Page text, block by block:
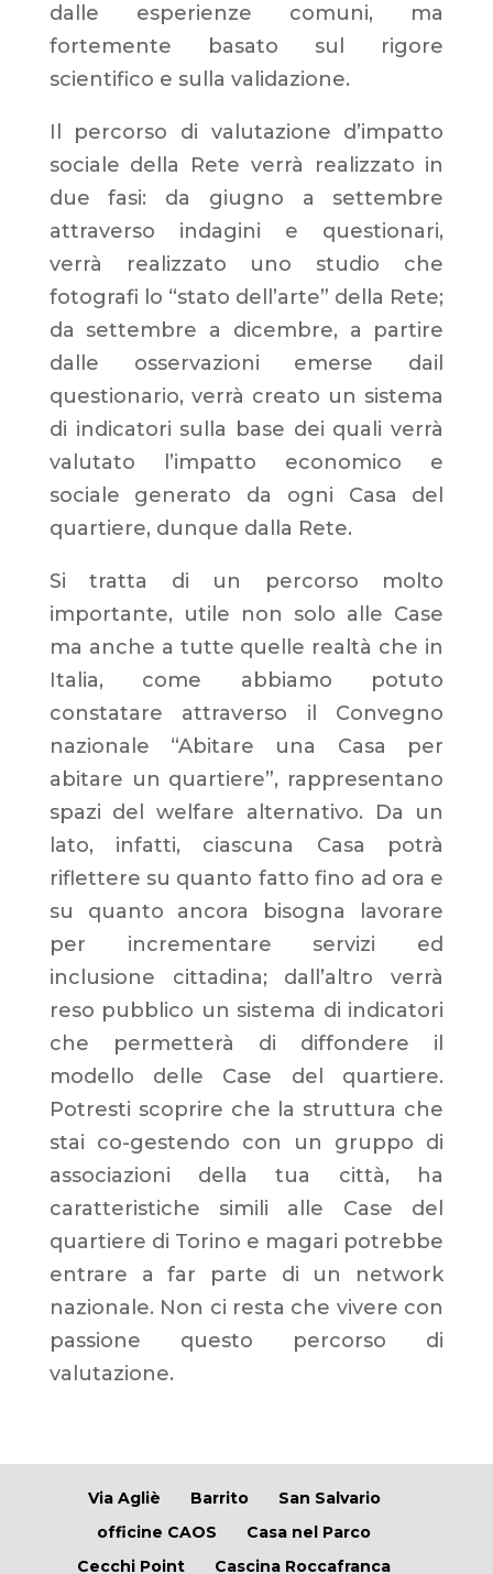
dalle esperienze comuni, ma
fortemente basato sul rigore
scientifico e sulla validazione.
Il percorso di valutazione d’impatto
sociale della Rete verrà realizzato in
due fasi: da giugno a settembre
attraverso indagini e questionari,
verrà realizzato uno studio che
fotografi lo “stato dell’arte” della Rete;
da settembre a dicembre, a partire
dalle osservazioni emerse dail
questionario, verrà creato un sistema
di indicatori sulla base dei quali verrà
valutato l’impatto economico e
sociale generato da ogni Casa del
quartiere, dunque dalla Rete.
Si tratta di un percorso molto
importante, utile non solo alle Case
ma anche a tutte quelle realtà che in
Italia, come abbiamo potuto
constatare attraverso il Convegno
nazionale “Abitare una Casa per
abitare un quartiere”, rappresentano
spazi del welfare alternativo. Da un
lato, infatti, ciascuna Casa potrà
riflettere su quanto fatto fino ad ora e
su quanto ancora bisogna lavorare
per incrementare servizi ed
inclusione cittadina; dall’altro verrà
reso pubblico un sistema di indicatori
che permetterà di diffondere il
modello delle Case del quartiere.
Potresti scoprire che la struttura che
stai co-gestendo con un gruppo di
associazioni della tua città, ha
caratteristiche simili alle Case del
quartiere di Torino e magari potrebbe
entrare a far parte di un network
nazionale. Non ci resta che vivere con
passione questo percorso di
valutazione.
Via Agliè Barrito
San Salvario
officine CAOS
Casa nel Parco
Cecchi Point
Cascina Roccafranca